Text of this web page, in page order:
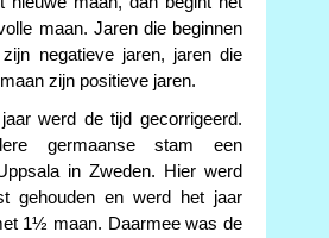
maan. Jaren die beginnen
negatieve jaren, jaren die
zijn positieve jaren.
werd de tijd gecorrigeerd.
germaanse stam een
in Zweden. Hier werd
gehouden en werd het jaar
1½ maan. Daarmee was de